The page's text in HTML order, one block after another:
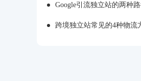
Google引流独立站的两种
跨境独立站常见的4种物流